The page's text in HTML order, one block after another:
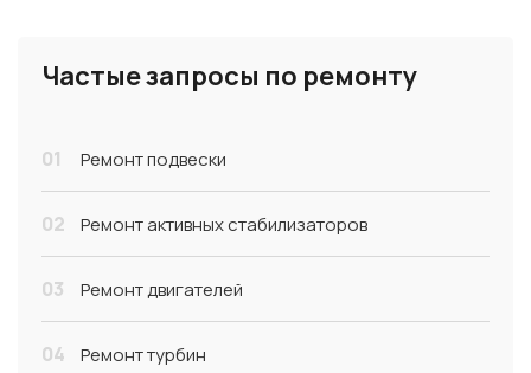
Частые запросы по ремонту
01 Ремонт подвески
02 Ремонт активных стабилизаторов
03 Ремонт двигателей
04 Ремонт турбин